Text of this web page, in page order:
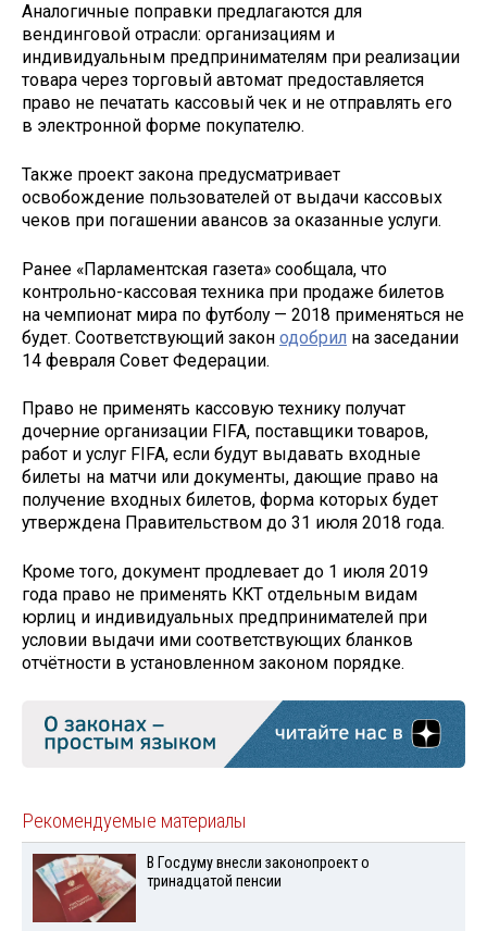
Аналогичные поправки предлагаются для
вендинговой отрасли: организациям и
индивидуальным предпринимателям при реализации
товара через торговый автомат предоставляется
право не печатать кассовый чек и не отправлять его
в электронной форме покупателю.
Также проект закона предусматривает
освобождение пользователей от выдачи кассовых
чеков при погашении авансов за оказанные услуги.
Ранее «Парламентская газета» сообщала, что
контрольно-кассовая техника при продаже билетов
на чемпионат мира по футболу — 2018 применяться не
будет. Соответствующий закон одобрил на заседании
14 февраля Совет Федерации.
Право не применять кассовую технику получат
дочерние организации FIFA, поставщики товаров,
работ и услуг FIFA, если будут выдавать входные
билеты на матчи или документы, дающие право на
получение входных билетов, форма которых будет
утверждена Правительством до 31 июля 2018 года.
Кроме того, документ продлевает до 1 июля 2019
года право не применять ККТ отдельным видам
юрлиц и индивидуальных предпринимателей при
условии выдачи ими соответствующих бланков
отчётности в установленном законом порядке.
Рекомендуемые материалы
В Госдуму внесли законопроект о
тринадцатой пенсии